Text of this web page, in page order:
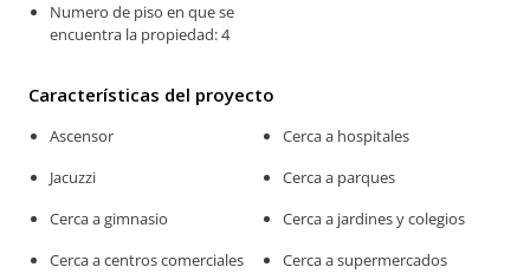
Numero de piso en que se
encuentra la propiedad: 4
Características del proyecto
Ascensor
Jacuzzi
Cerca a gimnasio
Cerca a centros comerciales
Cerca a hospitales
Cerca a parques
Cerca a jardines y colegios
Cerca a supermercados